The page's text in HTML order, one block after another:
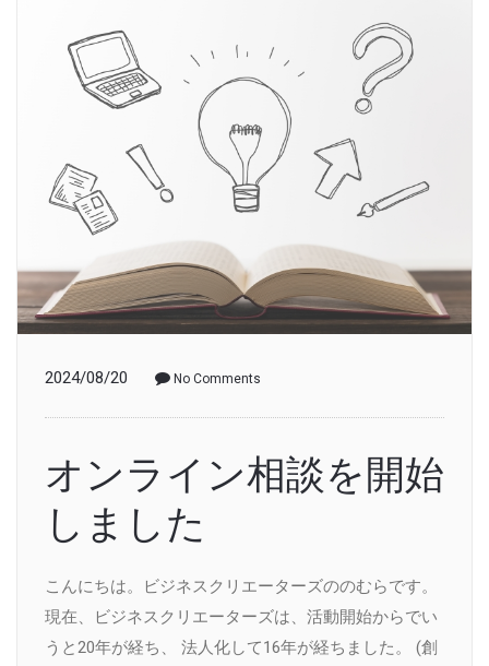
2024/08/20 No Comments
オンライン相談を開始
しました
こんにちは。ビジネスクリエーターズののむらです。
現在、ビジネスクリエーターズは、活動開始からでい
うと20年が経ち、 法人化して16年が経ちました。 (創